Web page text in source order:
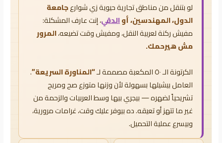
لو بتنقل من مناطق تجارية حيوية زي شوارعجامعة
الدول، المهندسين، أوالدقي، إنت عارف المشكلة:
مفيش ركنة لعربية النقل، ومفيش وقت تضيعه،المرور
مش هيرحمك.
الكرتونة الـ ٥٠ المكعبة مصممة لـ
“المناورة السريعة”.
العامل بيشيلها بسهولة لأن وزنها متوزع صح ومريح
تشريحياً لضهره — بيجري بيها وسط العربيات والزحمة من
غير ما تتهز أو تعيقه. ده بيوفر عليك وقت، غرامات مرورية،
وبيسرع عملية التحميل.